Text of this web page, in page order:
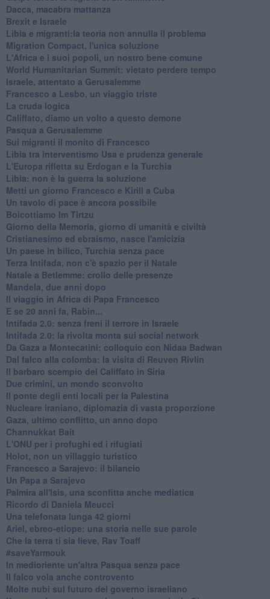
Dacca, macabra mattanza
Brexit e Israele
Libia e migranti:la teoria non annulla il problema
Migration Compact, l'unica soluzione
L'Africa e i suoi popoli, un nostro bene comune
World Humanitarian Summit: vietato perdere tempo
Israele, attentato a Gerusalemme
Francesco a Lesbo, un viaggio triste
La cruda logica
Califfato, diamo un volto a questo demone
Pasqua a Gerusalemme
Sui migranti il monito di Francesco
Libia tra interventismo Usa e prudenza generale
L'Europa rifletta su Erdogan e la Turchia
Libia: non è la guerra la soluzione
Metti un giorno Francesco e Kirill a Cuba
Un tavolo di pace è ancora possibile
Boicottiamo Im Tirtzu
Giorno della Memoria, giorno di umanità e civiltà
Cristianesimo ed ebraismo, nasce l'amicizia
Un paese in bilico, Turchia senza pace
Terza Intifada, non c'è spazio per il Natale
Natale a Betlemme: crollo delle presenze
Mandela, due anni dopo
Il viaggio in Africa di Papa Francesco
E se 20 anni fa, Rabin...
Intifada 2.0: senza freni il terrore in Israele
Intifada 2.0: la rivolta monta sui social network
Da Gaza a Montecatini: colloquio con Nidaa Badwan
Dal falco alla colomba: la visita di Reuven Rivlin
Il barbaro scempio del Califfato in Siria
Due crimini, un mondo sconvolto
Il ponte degli enti locali per la Palestina
Nucleare iraniano, diplomazia di vasta proporzione
Gaza, ultimo conflitto, un anno dopo
Channukkat Bait
L'ONU per i profughi ed i rifugiati
Holot, non un villaggio turistico
Francesco a Sarajevo: il bilancio
Un Papa a Sarajevo
Palmira all'Isis, una sconfitta anche mediatica
Ricordo di Daniela Meucci
​Una telefonata lunga 42 giorni
​Ariel, ebreo-etiope: una storia nelle sue parole
Che la terra ti sia lieve, Rav Toaff
​#saveYarmouk
​In medioriente un'altra Pasqua senza pace
​Il falco vola anche controvento
Molte nubi sul futuro del governo israeliano